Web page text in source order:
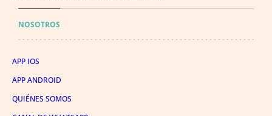
NOSOTROS
APP IOS
APP ANDROID
QUIÉNES SOMOS